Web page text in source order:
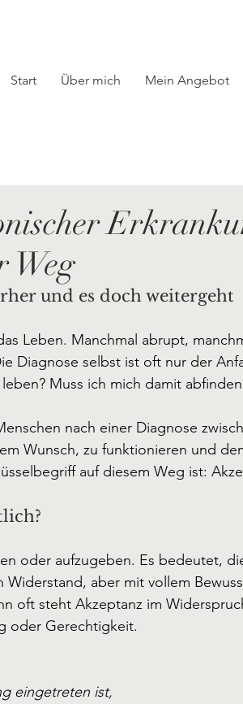
Start Über mich Mein Angebot
Weg
und es doch weitergeht
Leben. Manchmal abrupt,
Diagnose selbst ist oft nur der
Muss ich mich damit
nach einer Diagnose
Wunsch, zu funktionieren und
auf diesem Weg ist:
oder aufzugeben. Es bedeutet,
Widerstand, aber mit vollem
oft steht Akzeptanz im
oder Gerechtigkeit.
eingetreten ist,